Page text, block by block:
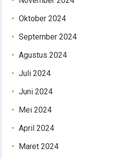
Oktober 2024
September 2024
Agustus 2024
Juli 2024
Juni 2024
Mei 2024
April 2024
Maret 2024